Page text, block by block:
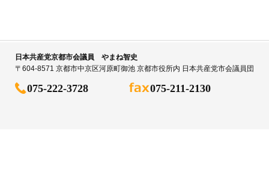
日本共産党京都市会議員 やまね智史
〒604-8571 京都市中京区河原町御池 京都市役所内 日本共産党市会議員団
075-222-3728 075-211-2130